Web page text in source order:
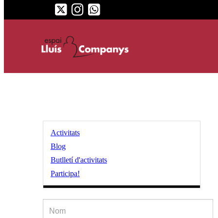
Activitats
Blog
Butlletí d'activitats
Participa!